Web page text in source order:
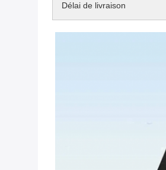
Délai de livraison